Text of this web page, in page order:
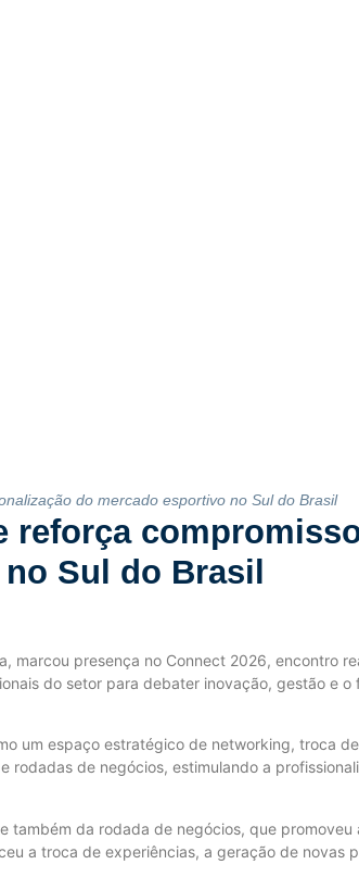
do mercado esportivo no Sul do Brasil
reforça
Sul do Brasil
presença no Connect 2026, encontro
do setor para debater inovação, gestão e
um espaço estratégico de networking, troca
de negócios, estimulando a
da rodada de negócios, que promoveu
a troca de experiências, a geração de novas